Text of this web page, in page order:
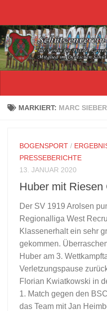
MARKIERT: MARC
BOGENSPORT /
PRESSEBERICHTE
13. JANUAR 2020
Huber mit Riesen
Der SV 1919 Arolsen
Regionalliga West
Klassenerhalt ein sehr
gekommen.
Huber am 3.
Verletzungspause
Florian Kwiatkowski in
1. Match gegen den
das Team mit Jan